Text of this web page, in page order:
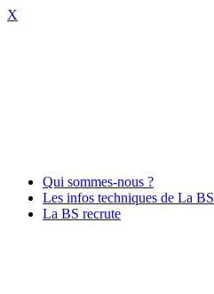
X
Qui sommes-nous ?
Les infos techniques de La BS
La BS recrute